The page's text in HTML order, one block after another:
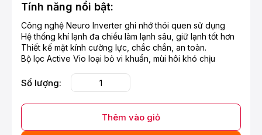
Tính năng nổi bật:
Công nghệ Neuro Inverter ghi nhớ thói quen sử dụng
Hệ thống khí lạnh đa chiều làm lạnh sâu, giữ lạnh tốt hơn
Thiết kế mặt kính cường lực, chắc chắn, an toàn.
Bộ lọc Active Vio loại bỏ vi khuẩn, mùi hôi khó chịu
Số lượng:
Thêm vào giỏ